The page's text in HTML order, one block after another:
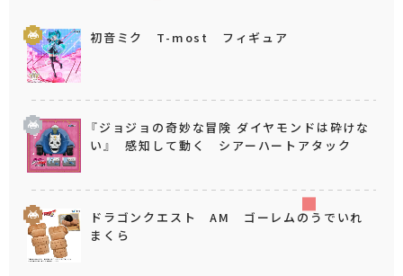
初音ミク T-most フィギュア
『ジョジョの奇妙な冒険 ダイヤモンドは砕けな
い』 感知して動く シアーハートアタック
ドラゴンクエスト AM ゴーレムのうでいれ
まくら